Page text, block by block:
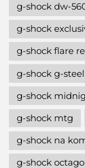
g-shock dw-
g-shock
g-shock flare
g-shock g-steel
g-shock
g-shock mtg
g-shock na
g-shock